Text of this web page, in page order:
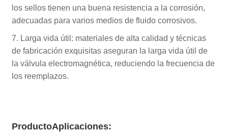
los sellos tienen una buena resistencia a la corrosión,
adecuadas para varios medios de fluido corrosivos.
7. Larga vida útil: materiales de alta calidad y técnicas
de fabricación exquisitas aseguran la larga vida útil de
la válvula electromagnética, reduciendo la frecuencia de
los reemplazos.
ProductoAplicaciones: